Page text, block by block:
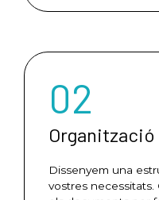
02
Dissenyem una
vostres